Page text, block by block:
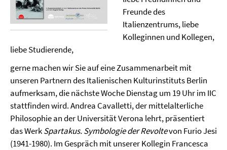
Freunde des
Italienzentrums, liebe
Kolleginnen und Kollegen,
liebe Studierende,
gerne machen wir Sie auf eine Zusammenarbeit mit
unseren Partnern des Italienischen Kulturinstituts Berlin
aufmerksam, die nächste Woche Dienstag um 19 Uhr im IIC
stattfinden wird. Andrea Cavalletti, der mittelalterliche
Philosophie an der Universität Verona lehrt, präsentiert
das WerkSpartakus. Symbologie der Revoltevon Furio Jesi
(1941-1980). Im Gespräch mit unserer Kollegin Francesca